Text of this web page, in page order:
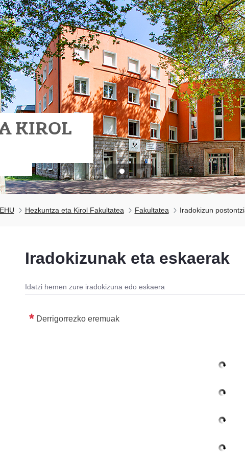
KIROL
azpiorriak
EHU Hezkuntza eta Kirol Fakultatea Fakultatea Iradokizun
Iradokizunak eta eskaerak
Idatzi hemen zure iradokizuna edo eskaera
Derrigorrezko eremuak